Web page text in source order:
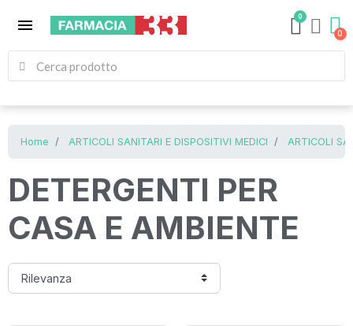
menu 0
Home ARTICOLI SANITARI E DISPOSITIVI MEDICI ARTICOLI
DETERGENTI PER
CASA E AMBIENTE